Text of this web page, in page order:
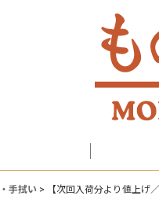
手拭い > 【次回入荷分より値上げ